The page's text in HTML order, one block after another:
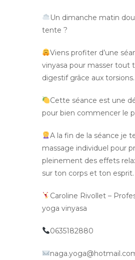
Un dimanche matin
tente ?
Viens profiter d’une
vinyasa pour masser tout
digestif grâce aux torsions.
Cette séance est une
pour bien commencer le
A la fin de la séance je
massage individuel pour
pleinement des effets
sur ton corps et ton esprit.
Caroline Rivollet –
yoga vinyasa
0635182880